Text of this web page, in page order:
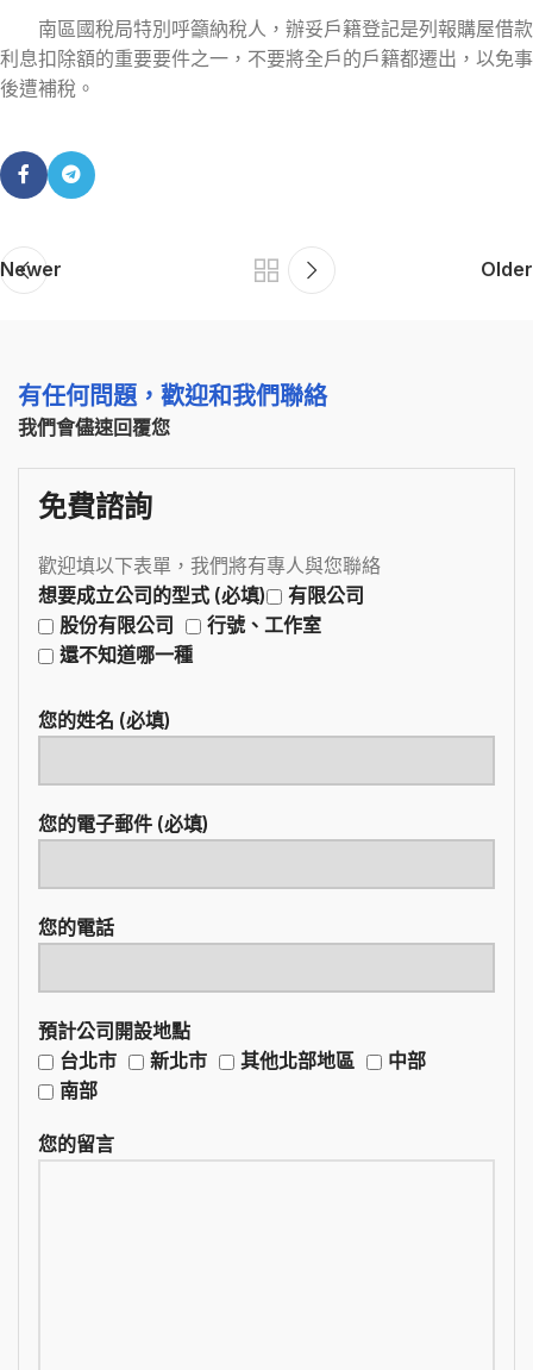
南區國稅局特別呼籲納稅人，辦妥戶籍登記是列報購屋借款
利息扣除額的重要要件之一，不要將全戶的戶籍都遷出，以免事
後遭補稅。
Newer Older
有任何問題，歡迎和我們聯絡
我們會儘速回覆您
免費諮詢
歡迎填以下表單，我們將有專人與您聯絡
想要成立公司的型式 (必填)
有限公司
股份有限公司
行號、工作室
還不知道哪一種
您的姓名 (必填)
您的電子郵件 (必填)
您的電話
預計公司開設地點
台北市
新北市 其他北部地區
中部
南部
您的留言